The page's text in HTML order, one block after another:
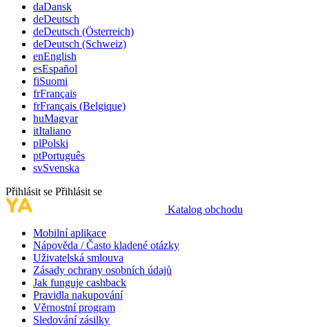
daDansk
deDeutsch
deDeutsch (Österreich)
deDeutsch (Schweiz)
enEnglish
esEspañol
fiSuomi
frFrançais
frFrançais (Belgique)
huMagyar
itItaliano
plPolski
ptPortuguês
svSvenska
Přihlásit se Přihlásit se
Katalog obchodu
Mobilní aplikace
Nápověda / Často kladené otázky
Uživatelská smlouva
Zásady ochrany osobních údajů
Jak funguje cashback
Pravidla nakupování
Věrnostní program
Sledování zásilky